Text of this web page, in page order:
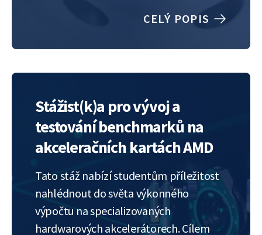
platformách jako jsou STM32, ARM
o standardní průmyslové protokoly
CELÝ POPIS
Stážist(k)a pro vývoj a
testování benchmarků na
akceleračních kartách AMD
Tato stáž nabízí studentům příležitost
nahlédnout do světa výkonného
výpočtu na specializovaných
hardwarových akcelerátorech. Cílem